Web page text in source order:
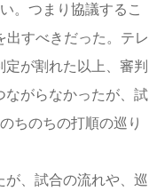
。つまり協議するこ
出すべきだった。テレ
が割れた以上、審判
ながらなかったが、試
ちのちの打順の巡り
、試合の流れや、巡